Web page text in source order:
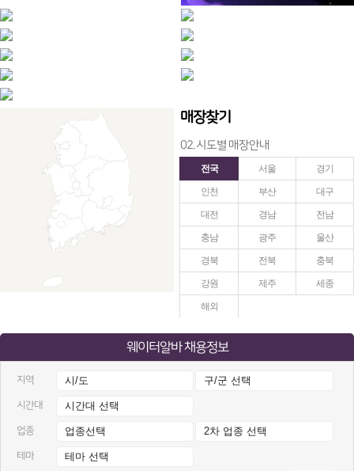
매장찾기
02. 시도별 매장안내
전국 서울 경기
인천 부산 대구
대전 경남 전남
충남 광주 울산
경북 전북 충북
강원 제주 세종
해외
웨이터알바 채용정보
지역
시간대
업종
테마